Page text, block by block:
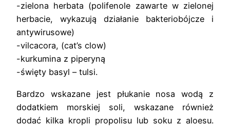
-zielona herbata (polifenole zawarte w zielonej
herbacie, wykazują działanie bakteriobójcze i
antywirusowe)
-vilcacora, (cat’s clow)
-kurkumina z piperyną
-święty basyl – tulsi.
Bardzo wskazane jest płukanie nosa wodą z
dodatkiem morskiej soli, wskazane również
dodać kilka kropli propolisu lub soku z aloesu.